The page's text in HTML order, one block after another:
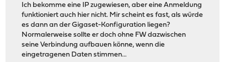
Ich bekomme eine IP zugewiesen, aber eine Anmeldung
funktioniert auch hier nicht. Mir scheint es fast, als würde
es dann an der Gigaset-Konfiguration liegen?
Normalerweise sollte er doch ohne FW dazwischen
seine Verbindung aufbauen könne, wenn die
eingetragenen Daten stimmen...